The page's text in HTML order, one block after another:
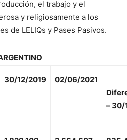
el trabajo y el
y religiosamente a los
de LELIQs y Pases Pasivos.
30/12/2019
02/06/2021
– 30/